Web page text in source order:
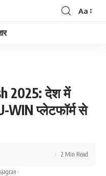
Font
Aa
2025: देश में
WIN प्लेटफॉर्म से
2 Min Read